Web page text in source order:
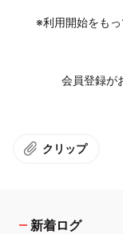
※利用開始をもっ
会員登録が
クリップ
新着ログ